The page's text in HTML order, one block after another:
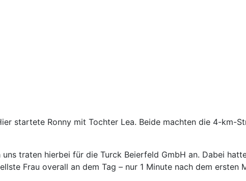
startete Ronny mit Tochter Lea. Beide machten die 4-km-
traten hierbei für die Turck Beierfeld GmbH an. Dabei
Frau overall an dem Tag – nur 1 Minute nach dem ersten